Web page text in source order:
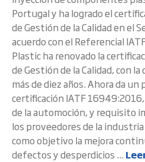
Portugal y ha logrado el
de Gestión de la Calidad en el
acuerdo con el Referencial
Plastic ha renovado la
de Gestión de la Calidad, con
más de diez años. Ahora da
certificación IATF
de la automoción, y requisito
los proveedores de la
como objetivo la mejora
defectos y desperdicios ...